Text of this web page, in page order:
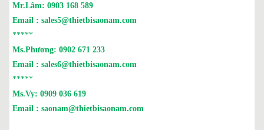
Mr.Lâm: 0903 168 589
Email : sales5@thietbisaonam.com
*****
Ms.Phương: 0902 671 233
Email : sales6@thietbisaonam.com
*****
Ms.Vy: 0909 036 619
Email : saonam@thietbisaonam.com